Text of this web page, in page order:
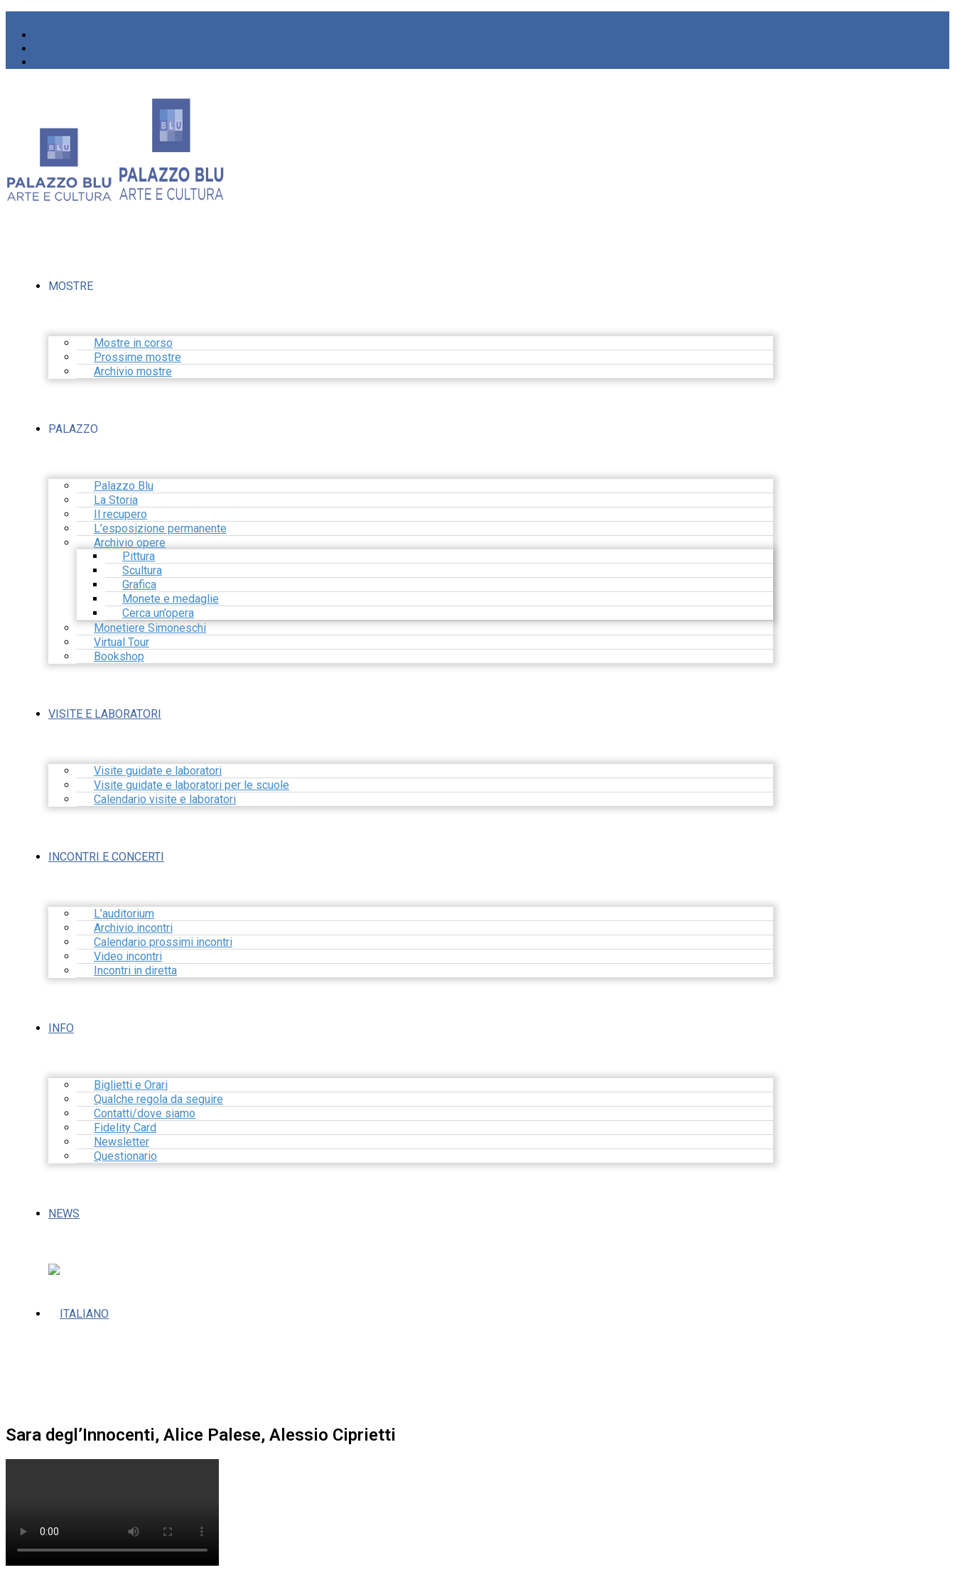
MOSTRE
Mostre in corso
Prossime mostre
Archivio mostre
PALAZZO
Palazzo Blu
La Storia
Il recupero
L’esposizione permanente
Archivio opere
Pittura
Scultura
Grafica
Monete e medaglie
Cerca un’opera
Monetiere Simoneschi
Virtual Tour
Bookshop
VISITE E LABORATORI
Visite guidate e laboratori
Visite guidate e laboratori per le scuole
Calendario visite e laboratori
INCONTRI E CONCERTI
L’auditorium
Archivio incontri
Calendario prossimi incontri
Video incontri
Incontri in diretta
INFO
Biglietti e Orari
Qualche regola da seguire
Contatti/dove siamo
Fidelity Card
Newsletter
Questionario
NEWS
Sara degl’Innocenti, Alice Palese, Alessio Ciprietti